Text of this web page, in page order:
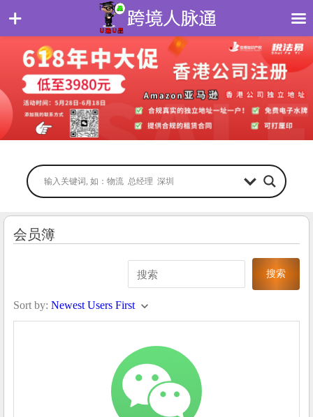
会员簿
Sort by:Newest Users First keyboard_arrow_down